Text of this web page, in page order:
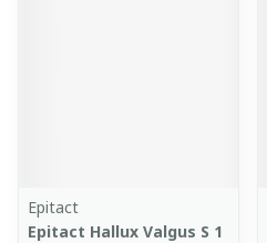
Epitact
Epitact Hallux Valgus S 1